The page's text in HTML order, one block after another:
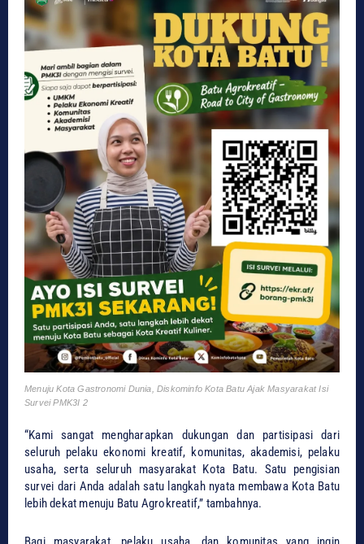
Menuju Kota Gastronomi Dunia, Diskominfo Kota Batu Ajak Masyarakat Isi
Survei PMK3I 2
“Kami sangat mengharapkan dukungan dan partisipasi dari
seluruh pelaku ekonomi kreatif, komunitas, akademisi, pelaku
usaha, serta seluruh masyarakat Kota Batu. Satu pengisian
survei dari Anda adalah satu langkah nyata membawa Kota Batu
lebih dekat menuju Batu Agrokreatif,” tambahnya.